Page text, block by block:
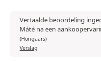
Vertaalde beoordeling
Máté na een
(Hongaars)
Verslag